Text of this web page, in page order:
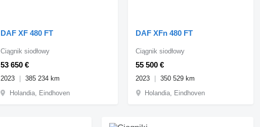
DAF XF 480 FT
53 650 €
Ciągnik siodłowy
2023
385 234 km
Holandia, Eindhoven
DAF XFn 480 FT
55 500 €
Ciągnik siodłowy
2023
350 529 km
Holandia, Eindhoven